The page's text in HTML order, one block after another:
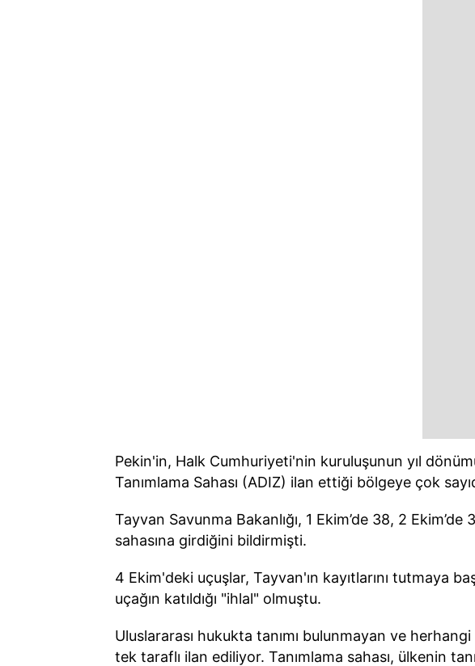
Pekin'in, Halk Cumhuriyeti'nin kuruluşunun yıl
Tanımlama Sahası (ADIZ) ilan ettiği bölgeye çok
Tayvan Savunma Bakanlığı, 1 Ekim’de 38, 2
sahasına girdiğini bildirmişti.
4 Ekim'deki uçuşlar, Tayvan'ın kayıtlarını tutmaya
uçağın katıldığı "ihlal" olmuştu.
Uluslararası hukukta tanımı bulunmayan ve
tek taraflı ilan ediliyor. Tanımlama sahası, ülkenin